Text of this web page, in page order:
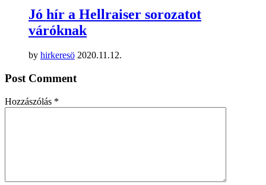
Jó hír a Hellraiser sorozatot
váróknak
by hirkeresö 2020.11.12.
Post Comment
Hozzászólás *